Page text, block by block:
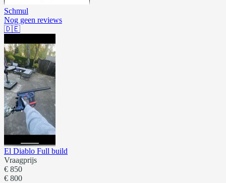
Schmul
Nog geen reviews
🇩🇪
El Diablo Full build
Vraagprijs
€ 850
€ 800